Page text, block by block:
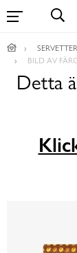
BILD AV
Detta